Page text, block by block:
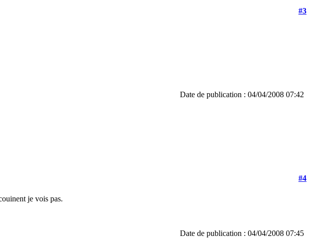
#3
Date de publication : 04/04/2008 07:42
#4
je vois pas.
Date de publication : 04/04/2008 07:45